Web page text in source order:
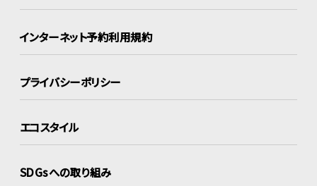
インターネット予約利用規約
プライバシーポリシー
エコスタイル
SDGsへの取り組み